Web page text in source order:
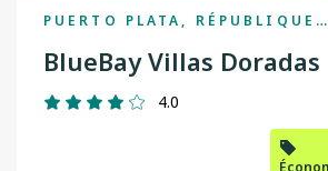
PUERTO PLATA, RÉPUBLIQUE
BlueBay Villas Doradas
4.0